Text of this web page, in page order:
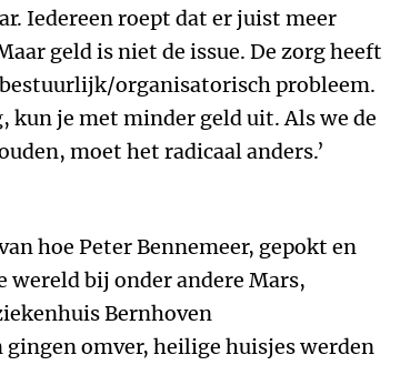
Iedereen roept dat er juist meer
geld is niet de issue. De zorg heeft
organisatorisch probleem.
kun je met minder geld uit. Als we de
moet het radicaal anders.’
hoe Peter Bennemeer, gepokt en
wereld bij onder andere Mars,
Bernhoven
omver, heilige huisjes werden